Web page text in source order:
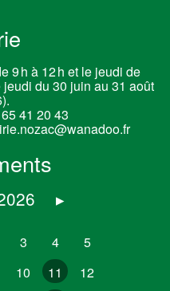
9 h à 12 h et le jeudi de
jeudi du 30 juin au 31 août
41 20 43
▸
3 4
5
10 11
12